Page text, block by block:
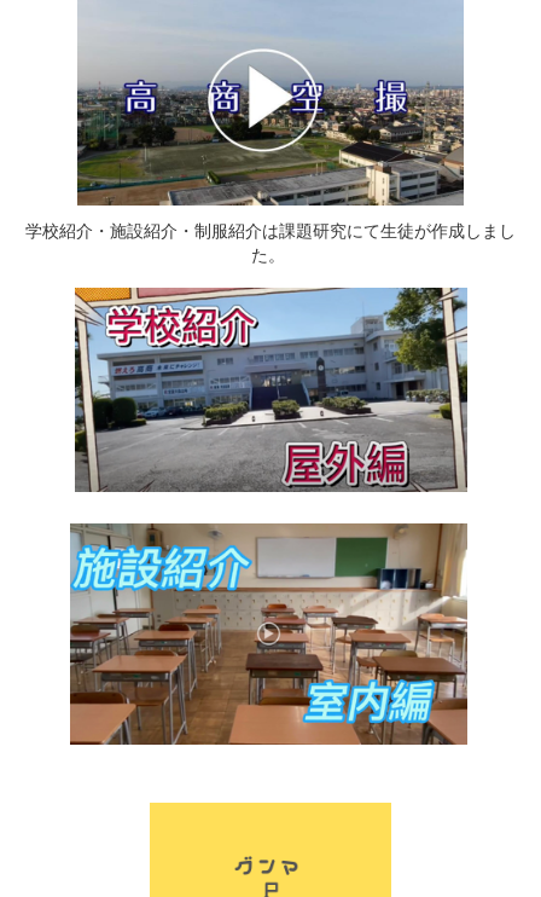
学校紹介・施設紹介・制服紹介は課題研究にて生徒が作成しまし
た。